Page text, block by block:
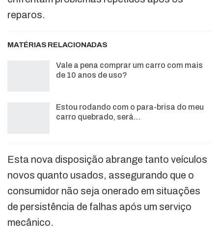
reparos.
MATÉRIAS RELACIONADAS
Vale a pena comprar um carro com mais
de 10 anos de uso?
Estou rodando com o para-brisa do meu
carro quebrado, será…
Esta nova disposição abrange tanto veículos
novos quanto usados, assegurando que o
consumidor não seja onerado em situações
de persistência de falhas após um serviço
mecânico.